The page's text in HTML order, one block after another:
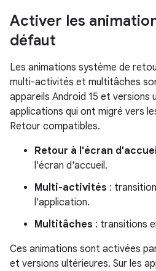
Activer les
défaut
Les animations système de
multi-activités et multitâches
appareils Android 15 et versions
applications qui ont migré vers
Retour compatibles.
Retour à l'écran
l'écran d'accueil.
Multi-activités :
l'application.
Multitâches : transitions
Ces animations sont activées
et versions ultérieures. Sur les